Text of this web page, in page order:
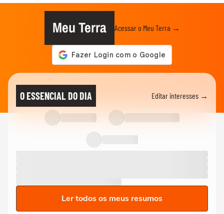
Meu Terra Acessar o Meu Terra →
O ESSENCIAL DO DIA Editar interesses →
Ler todos os meus resumos